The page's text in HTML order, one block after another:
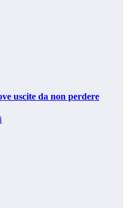
uscite da non perdere